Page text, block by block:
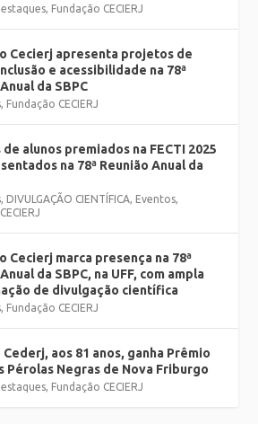
, Fundação CECIERJ
Cecierj apresenta projetos de
e acessibilidade na 78ª
da SBPC
, Fundação CECIERJ
alunos premiados na FECTI 2025
na 78ª Reunião Anual da
, DIVULGAÇÃO CIENTÍFICA, Eventos,
Cecierj marca presença na 78ª
da SBPC, na UFF, com ampla
de divulgação científica
, Fundação CECIERJ
Cederj, aos 81 anos, ganha Prêmio
Pérolas Negras de Nova Friburgo
, Fundação CECIERJ